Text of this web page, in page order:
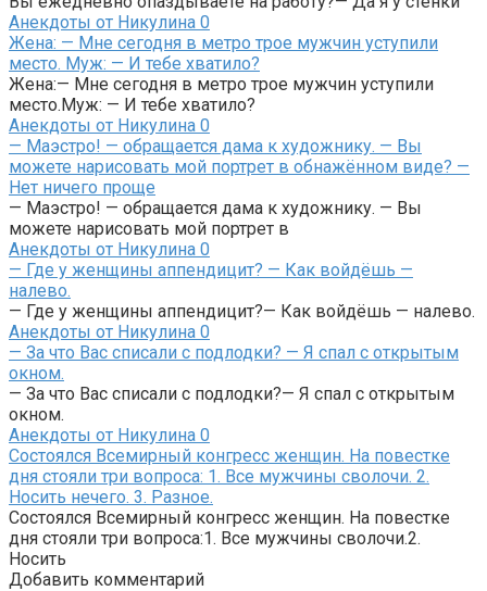
Анекдоты от Никулина 0
Жена: — Мне сегодня в метро трое мужчин уступили
место. Муж: — И тебе хватило?
Жена:— Мне сегодня в метро трое мужчин уступили
место.Муж: — И тебе хватило?
Анекдоты от Никулина 0
— Маэстро! — обращается дама к художнику. — Вы
можете нарисовать мой портрет в обнажённом виде? —
Нет ничего проще
— Маэстро! — обращается дама к художнику. — Вы
можете нарисовать мой портрет в
Анекдоты от Никулина 0
— Где у женщины аппендицит? — Как войдёшь —
налево.
— Где у женщины аппендицит?— Как войдёшь — налево.
Анекдоты от Никулина 0
— За что Вас списали с подлодки? — Я спал с открытым
окном.
— За что Вас списали с подлодки?— Я спал с открытым
окном.
Анекдоты от Никулина 0
Состоялся Всемирный конгресс женщин. На повестке
дня стояли три вопроса: 1. Все мужчины сволочи. 2.
Носить нечего. 3. Разное.
Состоялся Всемирный конгресс женщин. На повестке
дня стояли три вопроса:1. Все мужчины сволочи.2.
Носить
Добавить комментарий